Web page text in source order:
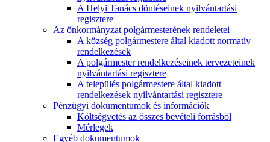
A Helyi Tanács döntéseinek nyilvántartási
regisztere
Az önkormányzat polgármesterének rendeletei
A község polgármestere által kiadott normatív
rendelkezések
A polgármester rendelkezéseinek tervezeteinek
nyilvántartási regisztere
A település polgármestere által kiadott
rendelkezések nyilvántartási regisztere
Pénzügyi dokumentumok és információk
Költségvetés az összes bevételi forrásból
Mérlegek
Egyéb dokumentumok